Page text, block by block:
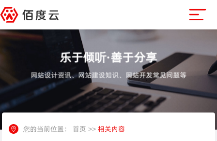
乐于倾听·善于分享
网站设计资讯、网站建设知识、网站开发常见问题等
您的当前位置： 首页 >>相关内容